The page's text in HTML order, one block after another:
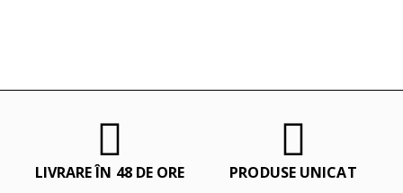
LIVRARE ÎN 48 DE ORE PRODUSE UNICAT